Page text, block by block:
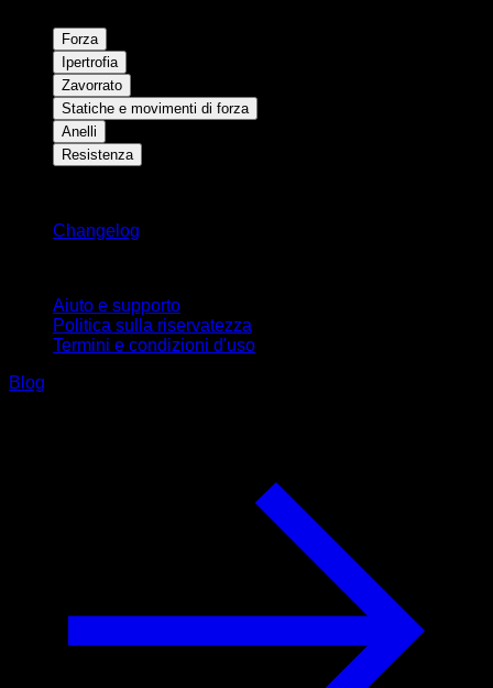
Forza
Ipertrofia
Zavorrato
Statiche e movimenti di forza
Anelli
Resistenza
Changelog
Aiuto e supporto
Politica sulla riservatezza
Termini e condizioni d'uso
Blog